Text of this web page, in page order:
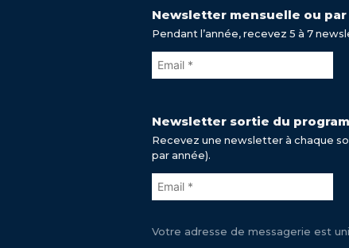
Newsletter mensuelle ou
Pendant l’année, recevez 5 à 7
Newsletter sortie du
Recevez une newsletter à chaque
par année).
Votre adresse de messagerie est